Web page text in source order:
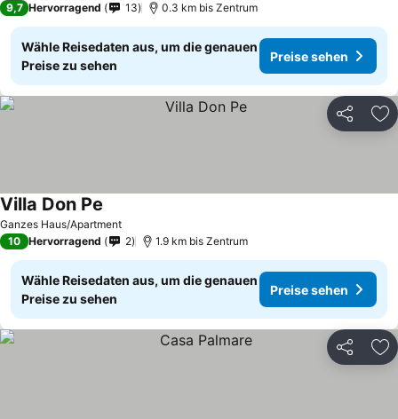
9,7 Hervorragend 13 0.3 km bis Zentrum
Wähle Reisedaten aus, um die genauen
Preise zu sehen
Preise sehen
Teilen
Ganzes Haus/Apartment
Villa Don Pe
10 Hervorragend 2 1.9 km bis Zentrum
Wähle Reisedaten aus, um die genauen
Preise zu sehen
Preise sehen
Teilen